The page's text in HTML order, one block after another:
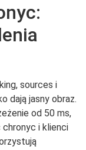
sources i
dają jasny obraz.
od 50 ms,
i klienci